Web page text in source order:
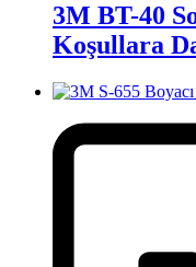
3M BT-40
Koşullara